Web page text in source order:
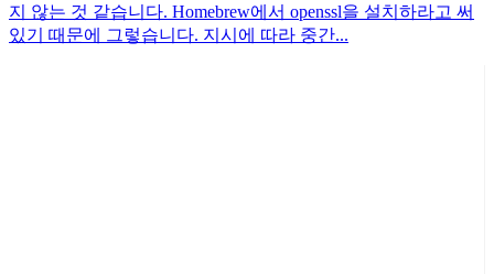
지 않는 것 같습니다. Homebrew에서 openssl을 설치하라고 써
있기 때문에 그렇습니다. 지시에 따라 중간...